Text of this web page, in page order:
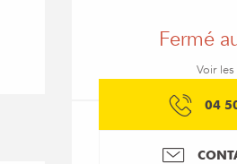
Fermé
Voir
04